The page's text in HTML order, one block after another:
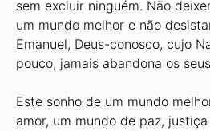
sem excluir ninguém. Não
um mundo melhor e não
Emanuel, Deus-conosco, cujo
pouco, jamais abandona os
Este sonho de um mundo
amor, um mundo de paz,